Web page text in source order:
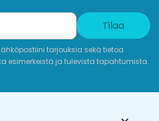
Tilaa
tarjouksia sekä tietoa
esimerkeistä ja tulevista tapahtumista.